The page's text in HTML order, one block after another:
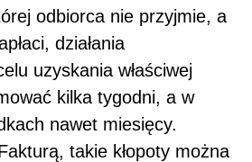
odbiorca nie przyjmie, a
działania
uzyskania właściwej
kilka tygodni, a w
nawet miesięcy.
takie kłopoty można